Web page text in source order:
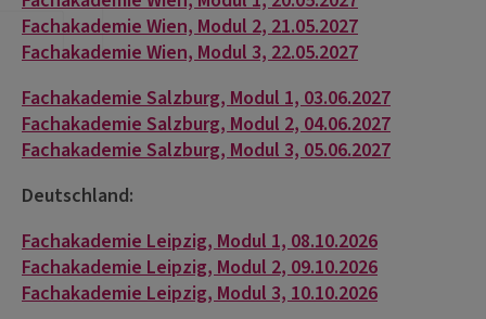
Fachakademie Wien, Modul 2, 21.05.2027
Fachakademie Wien, Modul 3, 22.05.2027
Fachakademie Salzburg, Modul 1, 03.06.2027
Fachakademie Salzburg, Modul 2, 04.06.2027
Fachakademie Salzburg, Modul 3, 05.06.2027
Deutschland:
Fachakademie Leipzig, Modul 1, 08.10.2026
Fachakademie Leipzig, Modul 2, 09.10.2026
Fachakademie Leipzig, Modul 3, 10.10.2026